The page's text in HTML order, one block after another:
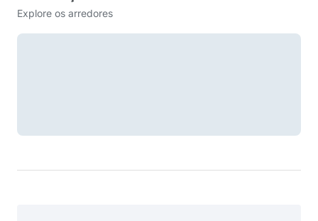
Explore os arredores